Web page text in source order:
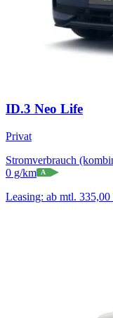
ID.3 Neo Life
Privat
Stromverbrauch
0 g/km A
Leasing: ab mtl. 335,00